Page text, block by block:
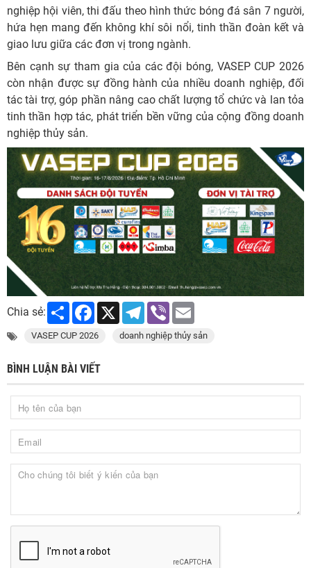
nghiệp hội viên, thi đấu theo hình thức bóng đá sân 7 người,
hứa hẹn mang đến không khí sôi nổi, tinh thần đoàn kết và
giao lưu giữa các đơn vị trong ngành.
Bên cạnh sự tham gia của các đội bóng, VASEP CUP 2026
còn nhận được sự đồng hành của nhiều doanh nghiệp, đối
tác tài trợ, góp phần nâng cao chất lượng tổ chức và lan tỏa
tinh thần hợp tác, phát triển bền vững của cộng đồng doanh
nghiệp thủy sản.
Chia sẻ: Share Facebook
X Telegram
Viber
VASEP CUP 2026 doanh nghiệp thủy sản
BÌNH LUẬN BÀI VIẾT